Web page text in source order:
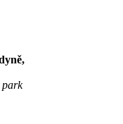
park